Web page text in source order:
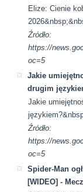
Elize: Cienie
Źródło:
https://
oc=5
Jakie
drugim
Jakie
Źródło:
https://
oc=5
Spider-Man
[WIDEO] -